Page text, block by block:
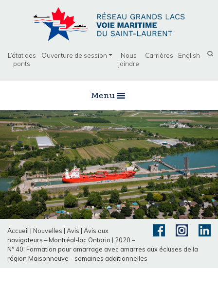
L’état des
ponts
Ouverture de session
Nous
joindre
Carrières English
Menu
Accueil | Nouvelles | Avis | Avis aux
navigateurs – Montréal-lac Ontario | 2020 –
N° 40: Formation pour amarrage avec amarres aux écluses de la
région Maisonneuve – semaines additionnelles